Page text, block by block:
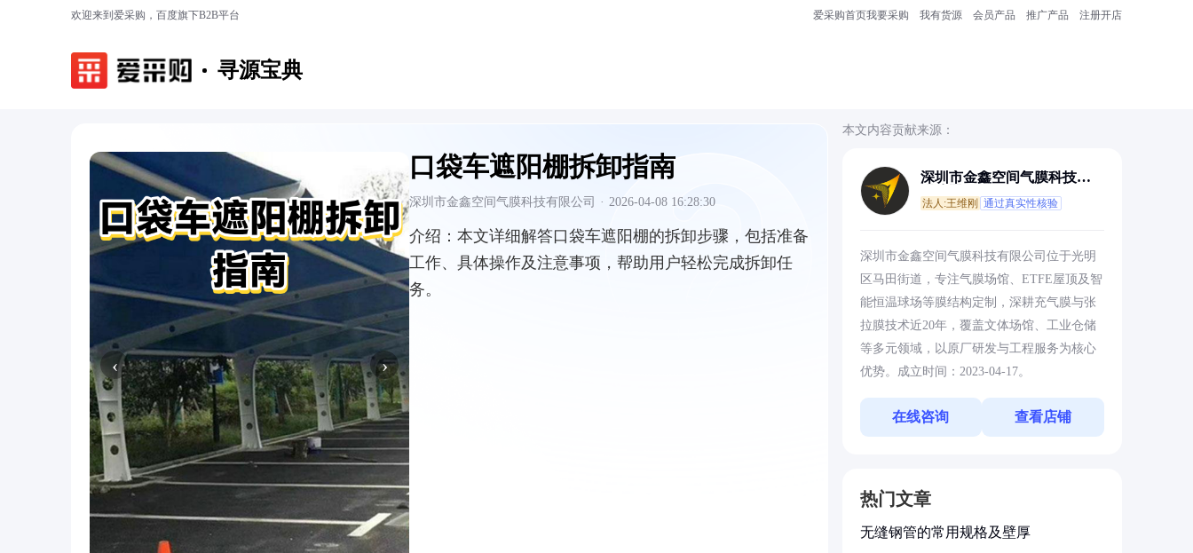
欢迎来到爱采购，百度旗下B2B平台 爱采购首页我要采购 我有货源 会员产品 推广产品 注册开店
寻源宝典
‹ ›
口袋车遮阳棚拆卸指南
深圳市金鑫空间气膜科技有限公司 · 2026-04-08 16:28:30
介绍： 本文详细解答口袋车遮阳棚的拆卸步骤，包括准备
工作、具体操作及注意事项，帮助用户轻松完成拆卸任
务。
本文内容贡献来源：
深圳市金鑫空间气膜科技有
法人:王维刚 通过真实性核验
深圳市金鑫空间气膜科技有限公司位于光明
区马田街道，专注气膜场馆、ETFE屋顶及智
能恒温球场等膜结构定制，深耕充气膜与张
拉膜技术近20年，覆盖文体场馆、工业仓储
等多元领域，以原厂研发与工程服务为核心
优势。成立时间：2023-04-17。
在线咨询 查看店铺
热门文章
无缝钢管的常用规格及壁厚